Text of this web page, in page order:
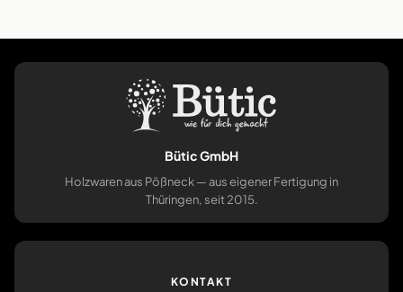
Bütic GmbH
Holzwaren aus Pößneck — aus eigener Fertigung in
Thüringen, seit 2015.
KONTAKT